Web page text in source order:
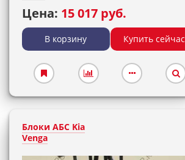
Цена: 15 017 руб.
В корзину Купить сейчас
Блоки АБС Kia
Venga